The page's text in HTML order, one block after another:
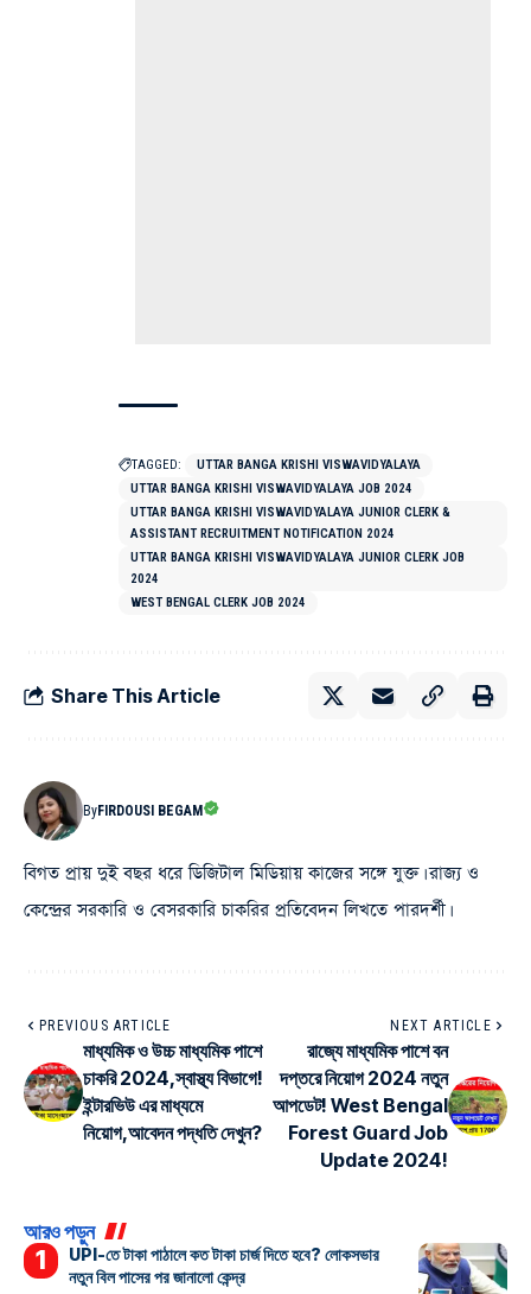
TAGGED:
UTTAR BANGA KRISHI VISWAVIDYALAYA
UTTAR BANGA KRISHI VISWAVIDYALAYA JOB 2024
UTTAR BANGA KRISHI VISWAVIDYALAYA JUNIOR CLERK &
ASSISTANT RECRUITMENT NOTIFICATION 2024
UTTAR BANGA KRISHI VISWAVIDYALAYA JUNIOR CLERK JOB
2024
WEST BENGAL CLERK JOB 2024
Share This Article
ByFIRDOUSI BEGAM
বিগত প্রায় দুই বছর ধরে ডিজিটাল মিডিয়ায় কাজের সঙ্গে যুক্ত। রাজ্য ও
কেন্দ্রের সরকারি ও বেসরকারি চাকরির প্রতিবেদন লিখতে পারদর্শী।
PREVIOUS ARTICLE
মাধ্যমিক ও উচ্চ মাধ্যমিক পাশে
চাকরি 2024,স্বাস্থ্য বিভাগে!
ইন্টারভিউ এর মাধ্যমে
নিয়োগ,আবেদন পদ্ধতি দেখুন?
NEXT ARTICLE
রাজ্যে মাধ্যমিক পাশে বন
দপ্তরে নিয়োগ 2024 নতুন
আপডেট! West Bengal
Forest Guard Job
Update 2024!
আরও পড়ুন
UPI-তে টাকা পাঠালে কত টাকা চার্জ দিতে হবে? লোকসভার
নতুন বিল পাসের পর জানালো কেন্দ্র